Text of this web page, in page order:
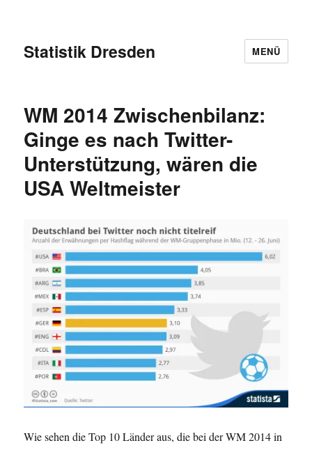
Statistik Dresden MENÜ
WM 2014 Zwischenbilanz:
Ginge es nach Twitter-
Unterstützung, wären die
USA Weltmeister
Wie sehen die Top 10 Länder aus, die bei der WM 2014 in